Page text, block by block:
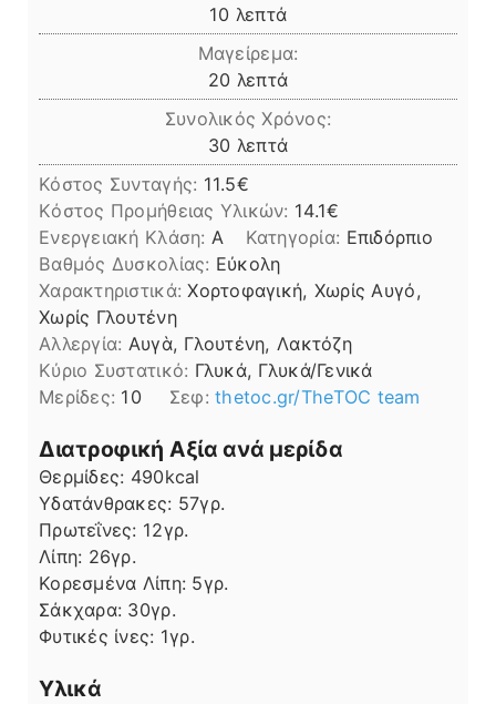
10 λεπτά
λεπτά
Μαγείρεμα:
20 λεπτά
λεπτά
Συνολικός Χρόνος:
30 λεπτά
λεπτά
Κόστος Συνταγής: 11.5€
Kόστος Προμήθειας Υλικών: 14.1
Ενεργειακή Κλάση: A Κατηγορία: Επιδόρπιο
Βαθμός Δυσκολίας: Εύκολη
Χαρακτηριστικά:Χορτοφαγική, Χωρίς Αυγό,
Χωρίς Γλουτένη
Αλλεργία: Αυγὰ, Γλουτένη, Λακτόζη
Kύριο Συστατικό: Γλυκά, Γλυκά/Γενικά
Μερίδες: 10 Σεφ:thetoc.gr/TheTOC team
Διατροφική Αξία ανά μερίδα
Θερμίδες: 490kcal
Υδατάνθρακες: 57γρ.
Πρωτεΐνες: 12γρ.
Λίπη
Λίπη: 26γρ.
Κορεσμένα Λίπη: 5γρ.
Σάκχαρα: 30γρ.
Φυτικές ίνες: 1γρ.
Υλικά